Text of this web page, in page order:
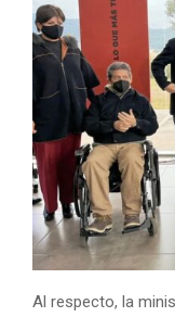
Al respecto, la